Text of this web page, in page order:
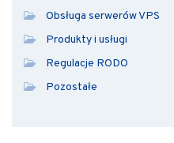
Obsługa serwerów VPS
Produkty i usługi
Regulacje RODO
Pozostałe